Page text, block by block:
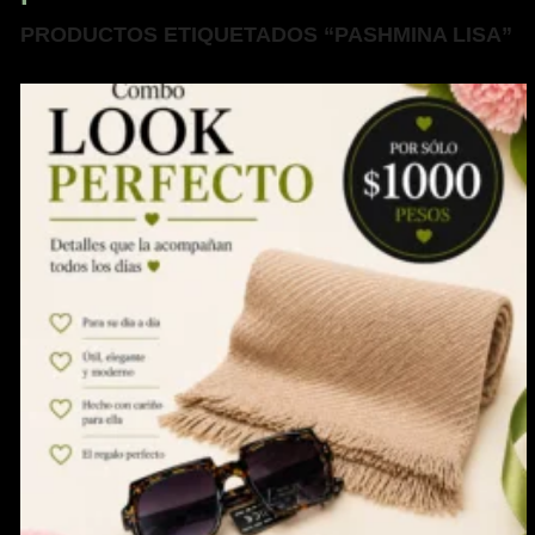
PRODUCTOS ETIQUETADOS “PASHMINA LISA”